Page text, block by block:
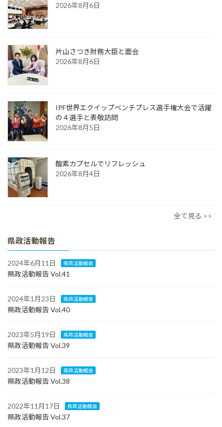
2026年8月6日
片山さつき財務大臣と面会
2026年8月6日
IPF世界エクイップベンチプレス選手権大会で活躍
の４選手と表敬訪問
2026年8月5日
酸素カプセルでリフレッシュ
2026年8月4日
全て見る >>
県政活動報告
2024年6月11日 県政活動報告
県政活動報告 Vol.41
2024年1月23日 県政活動報告
県政活動報告 Vol.40
2023年5月19日 県政活動報告
県政活動報告 Vol.39
2023年1月12日 県政活動報告
県政活動報告 Vol.38
2022年11月17日 県政活動報告
県政活動報告 Vol.37